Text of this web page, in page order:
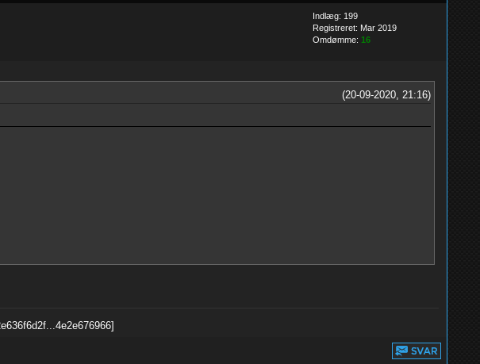
Indlæg: 199
Registreret: Mar 2019
Omdømme: 16
(20-09-2020, 21:16)